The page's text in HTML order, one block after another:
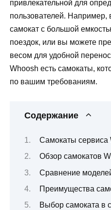
привлекательной для
пользователей. Например,
самокат с большой
поездок, или вы можете
весом для удобной
Whoosh есть самокаты,
по вашим требованиям.
Содержание
Самокаты сервиса
Обзор самокатов
Сравнение
Преимущества
Выбор самоката в